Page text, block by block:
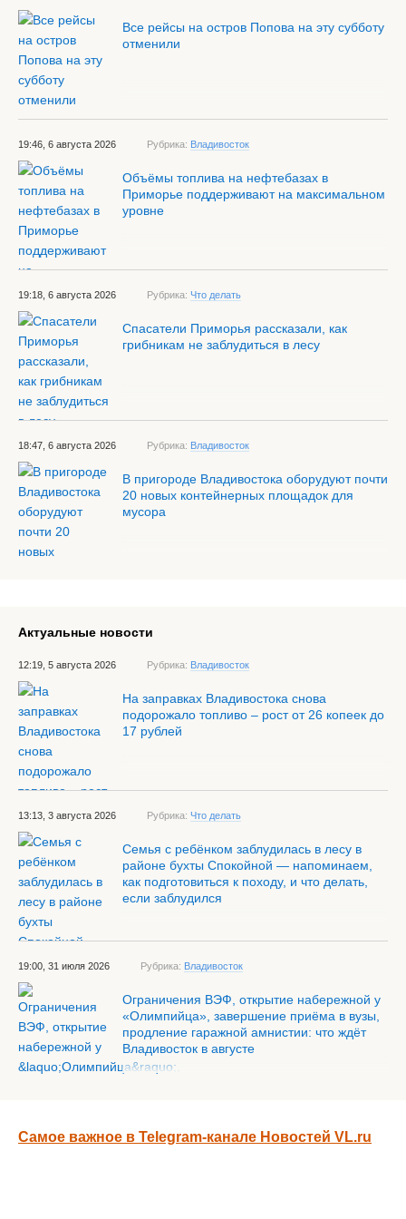
Все рейсы на остров Попова на эту субботу
отменили
19:46, 6 августа 2026 Рубрика: Владивосток
Объёмы топлива на нефтебазах в
Приморье поддерживают на максимальном
уровне
19:18, 6 августа 2026 Рубрика: Что делать
Спасатели Приморья рассказали, как
грибникам не заблудиться в лесу
18:47, 6 августа 2026 Рубрика: Владивосток
В пригороде Владивостока оборудуют почти
20 новых контейнерных площадок для
мусора
Актуальные новости
12:19, 5 августа 2026 Рубрика: Владивосток
На заправках Владивостока снова
подорожало топливо – рост от 26 копеек до
17 рублей
13:13, 3 августа 2026 Рубрика: Что делать
Семья с ребёнком заблудилась в лесу в
районе бухты Спокойной — напоминаем,
как подготовиться к походу, и что делать,
если заблудился
19:00, 31 июля 2026 Рубрика: Владивосток
Ограничения ВЭФ, открытие набережной у
«Олимпийца», завершение приёма в вузы,
продление гаражной амнистии: что ждёт
Владивосток в августе
Самое важное в Telegram-канале Новостей VL.ru